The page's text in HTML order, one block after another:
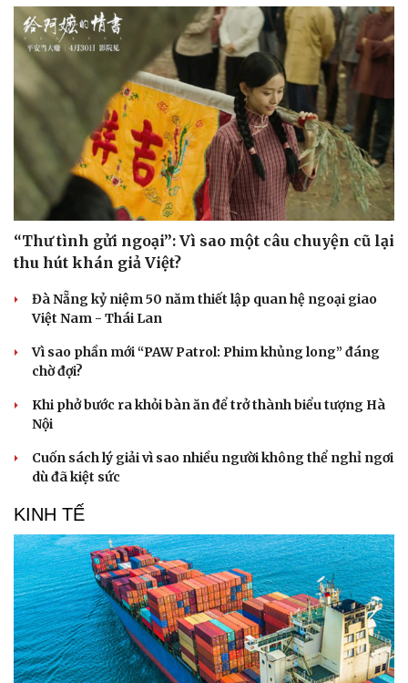
Sức khỏe
Dinh dưỡng - món ngon
Sản phụ khoa
Nhi khoa
Nam khoa
Làm đẹp - giảm cân
Phòng mạch online
Ăn sạch sống khỏe
Đời sống
Nhà đẹp
Blog
Tình yêu - Gia đình
“Thư tình gửi ngoại”: Vì sao một câu chuyện cũ lại
thu hút khán giả Việt?
Đà Nẵng kỷ niệm 50 năm thiết lập quan hệ ngoại giao
Việt Nam - Thái Lan
Vì sao phần mới “PAW Patrol: Phim khủng long” đáng
chờ đợi?
Khi phở bước ra khỏi bàn ăn để trở thành biểu tượng Hà
Nội
Cuốn sách lý giải vì sao nhiều người không thể nghỉ ngơi
dù đã kiệt sức
KINH TẾ